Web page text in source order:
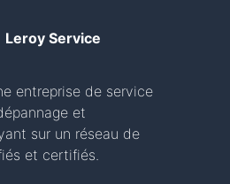
Leroy Service
entreprise de service
et
sur un réseau de
et certifiés.